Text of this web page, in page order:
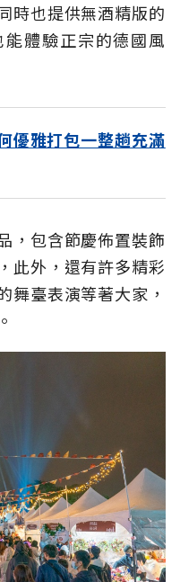
時也提供無酒精版的
能體驗正宗的德國風
優雅打包一整趟充滿
，包含節慶佈置裝飾
此外，還有許多精彩
舞臺表演等著大家，